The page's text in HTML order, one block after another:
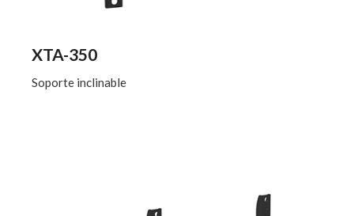
XTA-350
Soporte inclinable